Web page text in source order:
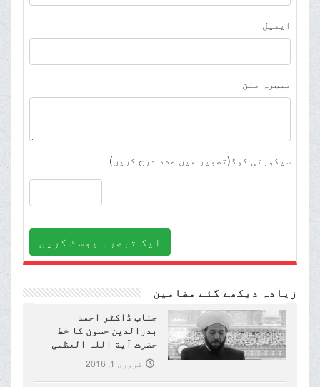
ایمیل
تبصرہ متن
سیکورٹی کوڈ(تصویر میں عدد درج کریں)
ایک تبصرہ پوسٹ کریں
زیادہ دیکھے گئے مضامین
جناب ڈاکٹر احمد
بدرالدین حسون کا خط
حضرت آیة اللہ العظمی
مکارم شیرازی (دام ظلہ)
کے نام
فروری 1, 2016